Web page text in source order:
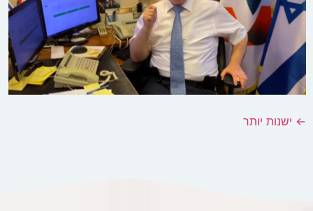
← ישנות יותר